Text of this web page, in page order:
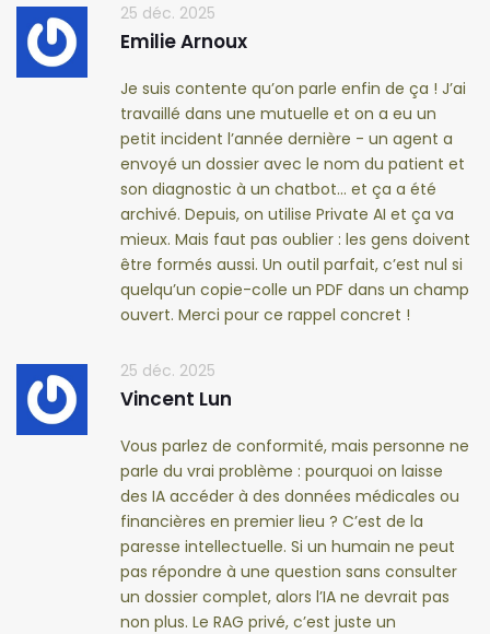
25 déc. 2025
Emilie Arnoux
Je suis contente qu’on parle enfin de ça ! J’ai
travaillé dans une mutuelle et on a eu un
petit incident l’année dernière - un agent a
envoyé un dossier avec le nom du patient et
son diagnostic à un chatbot… et ça a été
archivé. Depuis, on utilise Private AI et ça va
mieux. Mais faut pas oublier : les gens doivent
être formés aussi. Un outil parfait, c’est nul si
quelqu’un copie-colle un PDF dans un champ
ouvert. Merci pour ce rappel concret !
25 déc. 2025
Vincent Lun
Vous parlez de conformité, mais personne ne
parle du vrai problème : pourquoi on laisse
des IA accéder à des données médicales ou
financières en premier lieu ? C’est de la
paresse intellectuelle. Si un humain ne peut
pas répondre à une question sans consulter
un dossier complet, alors l’IA ne devrait pas
non plus. Le RAG privé, c’est juste un